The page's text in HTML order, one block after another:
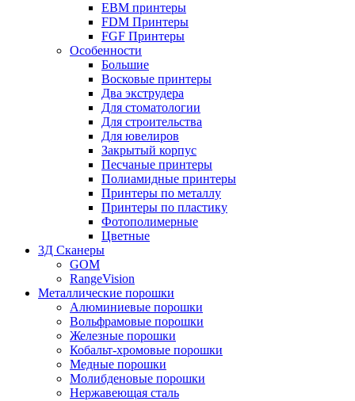
EBM принтеры
FDM Принтеры
FGF Принтеры
Особенности
Большие
Восковые принтеры
Два экструдера
Для стоматологии
Для строительства
Для ювелиров
Закрытый корпус
Песчаные принтеры
Полиамидные принтеры
Принтеры по металлу
Принтеры по пластику
Фотополимерные
Цветные
3Д Сканеры
GOM
RangeVision
Металлические порошки
Алюминиевые порошки
Вольфрамовые порошки
Железные порошки
Кобальт-хромовые порошки
Медные порошки
Молибденовые порошки
Нержавеющая сталь